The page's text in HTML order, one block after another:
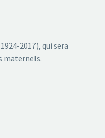
2017), qui sera
maternels.